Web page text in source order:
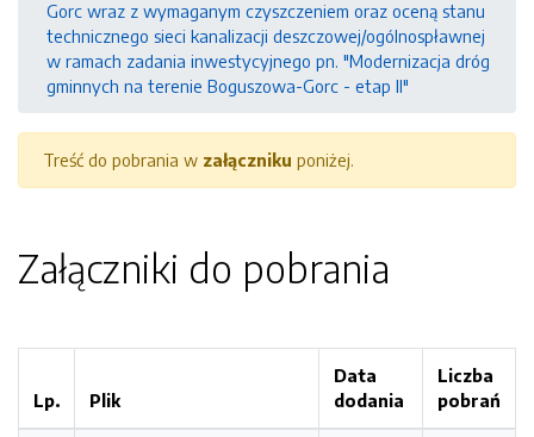
Gorc wraz z wymaganym czyszczeniem oraz oceną stanu
technicznego sieci kanalizacji deszczowej/ogólnospławnej
w ramach zadania inwestycyjnego pn. "Modernizacja dróg
gminnych na terenie Boguszowa-Gorc - etap II"
Treść do pobrania w załączniku poniżej.
Załączniki do pobrania
Lp. Plik
Data
dodania
Liczba
pobrań